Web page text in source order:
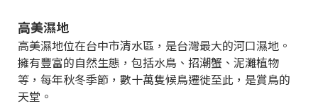
高美濕地
高美濕地位在台中市清水區，是台灣最大的河口濕地。
擁有豐富的自然生態，包括水鳥、招潮蟹、泥灘植物
等，每年秋冬季節，數十萬隻候鳥遷徙至此，是賞鳥的
天堂。